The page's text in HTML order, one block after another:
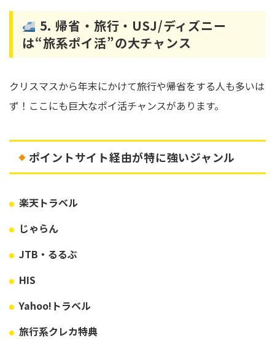
5. 帰省・旅行・USJ/ディズニー
は“旅系ポイ活”の大チャンス
クリスマスから年末にかけて旅行や帰省をする人も多いは
ず！ここにも巨大なポイ活チャンスがあります。
ポイントサイト経由が特に強いジャンル
楽天トラベル
じゃらん
JTB・るるぶ
HIS
Yahoo!トラベル
旅行系クレカ特典